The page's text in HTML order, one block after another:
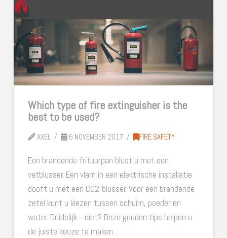
Which type of fire extinguisher is the
best to be used?
AXEL 6 NOVEMBER 2017 FIRE SAFETY
Een brandende frituurpan blust u met een
vetblusser. Een vlam in een elektrische installatie
dooft u met een CO2-blusser. Voor een brandende
zetel kunt u kiezen tussen schuim, poeder en
water. Duidelijk… niet? Deze gouden tips helpen u
de juiste keuze te maken.